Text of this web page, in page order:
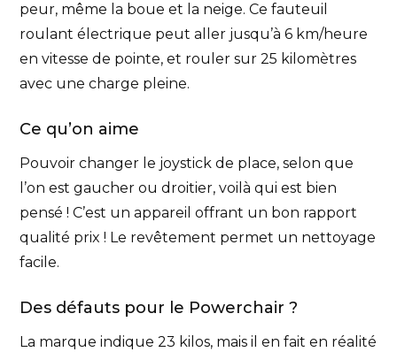
peur, même la boue et la neige. Ce fauteuil
roulant électrique peut aller jusqu’à 6 km/heure
en vitesse de pointe, et rouler sur 25 kilomètres
avec une charge pleine.
Ce qu’on aime
Pouvoir changer le joystick de place, selon que
l’on est gaucher ou droitier, voilà qui est bien
pensé ! C’est un appareil offrant un bon rapport
qualité prix ! Le revêtement permet un nettoyage
facile.
Des défauts pour le Powerchair ?
La marque indique 23 kilos, mais il en fait en réalité